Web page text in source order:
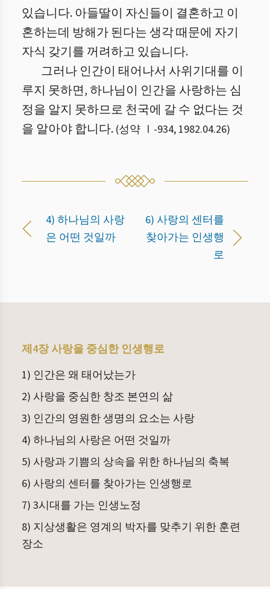
있습니다. 아들딸이 자신들이 결혼하고 이
혼하는데 방해가 된다는 생각 때문에 자기
자식 갖기를 꺼려하고 있습니다.
그러나 인간이 태어나서 사위기대를 이
루지 못하면, 하나님이 인간을 사랑하는 심
정을 알지 못하므로 천국에 갈 수 없다는 것
을 알아야 합니다. (성약 Ⅰ -934, 1982.04.26)
4) 하나님의 사랑
은 어떤 것일까
6) 사랑의 센터를
찾아가는 인생행
로
제4장 사랑을 중심한 인생행로
1) 인간은 왜 태어났는가
2) 사랑을 중심한 창조 본연의 삶
3) 인간의 영원한 생명의 요소는 사랑
4) 하나님의 사랑은 어떤 것일까
5) 사랑과 기쁨의 상속을 위한 하나님의 축복
6) 사랑의 센터를 찾아가는 인생행로
7) 3시대를 가는 인생노정
8) 지상생활은 영계의 박자를 맞추기 위한 훈련
장소